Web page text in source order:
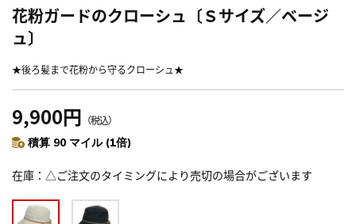
花粉ガードのクローシュ〔Ｓサイズ／ベージ
ュ〕
★後ろ髪まで花粉から守るクローシュ★
9,900円 （税込）
積算 90 マイル (1倍)
在庫 △ご注文のタイミングにより売切の場合がございます